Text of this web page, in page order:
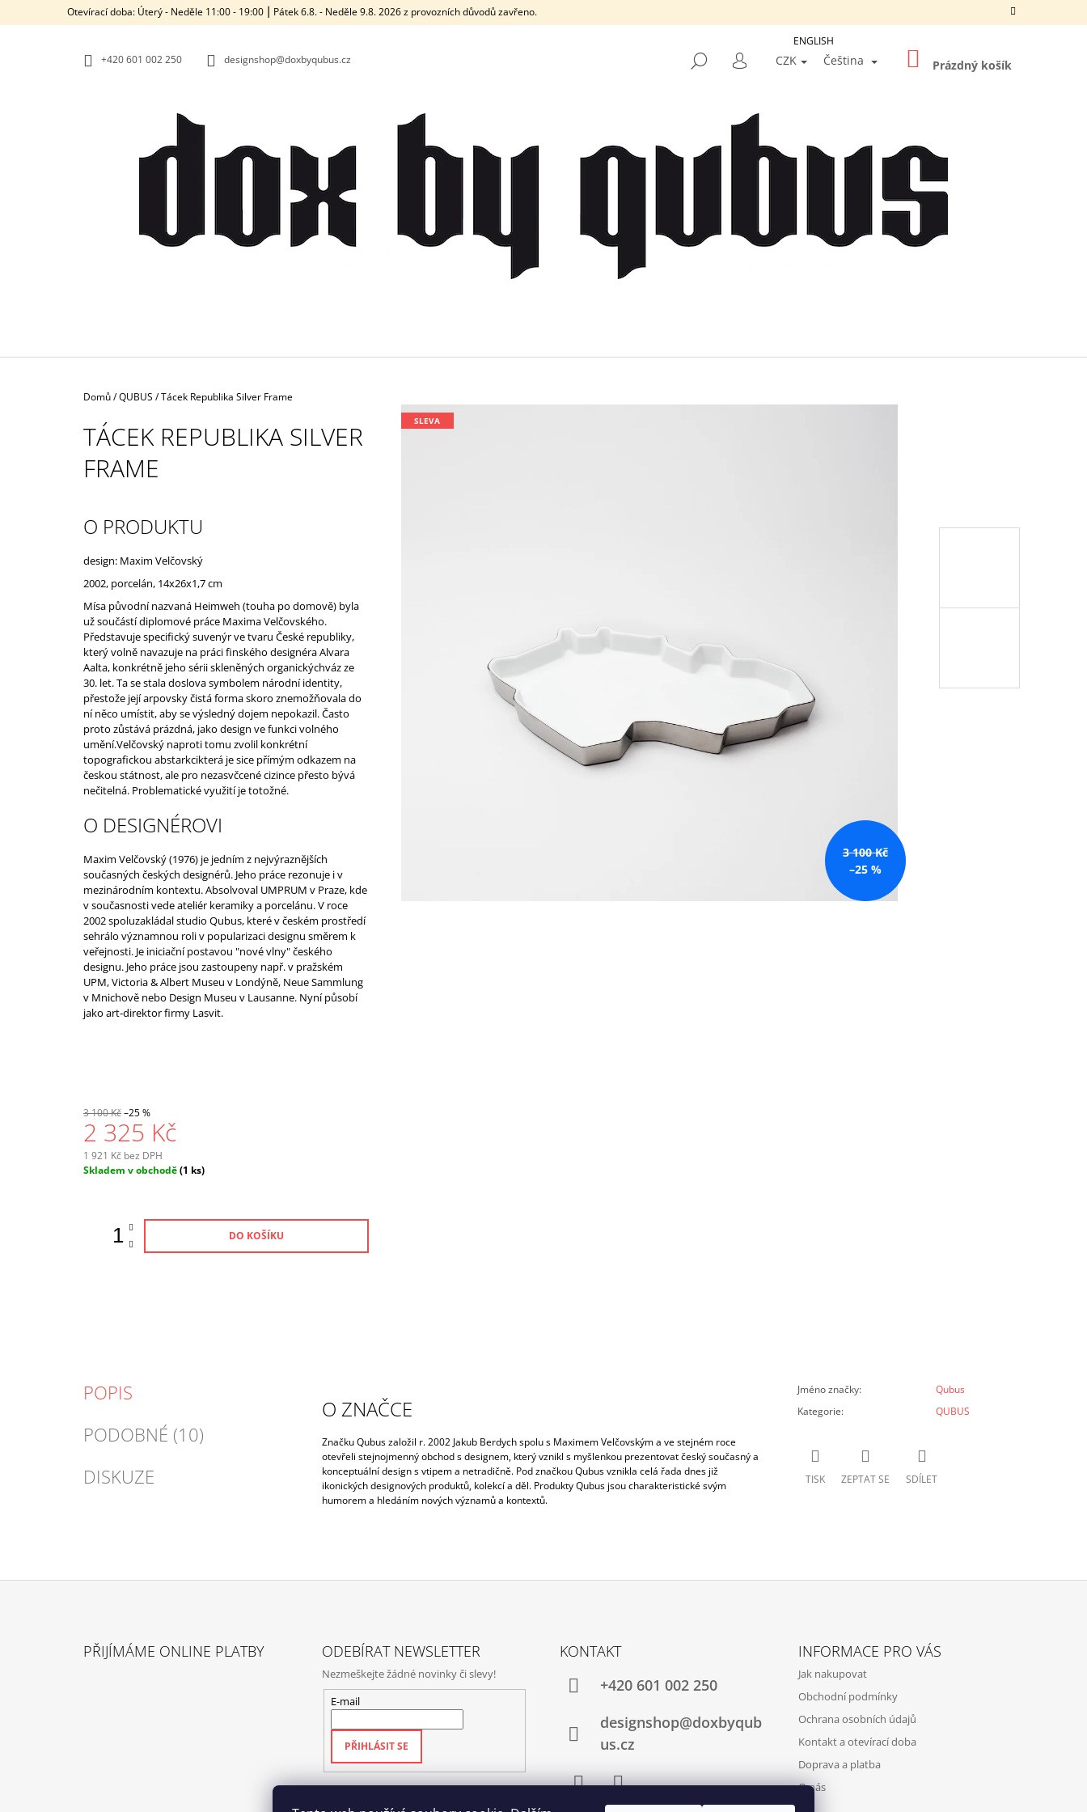
Otevírací doba: Úterý - Neděle 11:00 - 19:00 ⎮ Pátek 6.8. - Neděle 9.8. 2026 z provozních důvodů zavřeno.
+420‭ 601 002 250 designshop@doxbyqubus.cz HLEDAT
PŘIHLÁŠENÍ
CZK Čeština NÁKUPNÍ
KOŠÍK
Prázdný košík
Domů/QUBUS /Tácek Republika Silver Frame
TÁCEK REPUBLIKA SILVER
FRAME
SLEVA
3 100 Kč
–25 %
O PRODUKTU
design: Maxim Velčovský
2002, porcelán, 14x26x1,7 cm
Mísa původní nazvaná Heimweh (touha po domově) byla
už součástí diplomové práce Maxima Velčovského.
Představuje specifický suvenýr ve tvaru České republiky,
který volně navazuje na práci finského designéra Alvara
Aalta, konkrétně jeho sérii skleněných organickýchváz ze
30. let. Ta se stala doslova symbolem národní identity,
přestože její arpovsky čistá forma skoro znemožňovala do
ní něco umístit, aby se výsledný dojem nepokazil. Často
proto zůstává prázdná, jako design ve funkci volného
umění.Velčovský naproti tomu zvolil konkrétní
topografickou abstarkcikterá je sice přímým odkazem na
českou státnost, ale pro nezasvčcené cizince přesto bývá
nečitelná. Problematické využití je totožné.
O DESIGNÉROVI
Maxim Velčovský (1976) je jedním z nejvýraznějších
současných českých designérů. Jeho práce rezonuje i v
mezinárodním kontextu. Absolvoval UMPRUM v Praze, kde
v současnosti vede ateliér keramiky a porcelánu. V roce
2002 spoluzakládal studio Qubus, které v českém prostředí
sehrálo významnou roli v popularizaci designu směrem k
veřejnosti. Je iniciační postavou "nové vlny" českého
designu. Jeho práce jsou zastoupeny např. v pražském
UPM, Victoria & Albert Museu v Londýně, Neue Sammlung
v Mnichově nebo Design Museu v Lausanne. Nyní působí
jako art-direktor firmy Lasvit.
3 100 Kč–25 %
2 325 Kč
1 921 Kč bez DPH
Měrná
Skladem v obchodě(1 ks)
DO KOŠÍKU
POPIS
PODOBNÉ (10)
DISKUZE
O ZNAČCE
Značku Qubus založil r. 2002 Jakub Berdych spolu s Maximem Velčovským a ve stejném roce
otevřeli stejnojmenný obchod s designem, který vznikl s myšlenkou prezentovat český současný a
konceptuální design s vtipem a netradičně. Pod značkou Qubus vznikla celá řada dnes již
ikonických designových produktů, kolekcí a děl. Produkty Qubus jsou charakteristické svým
humorem a hledáním nových významů a kontextů.
Jméno značky:
Qubus
Kategorie: QUBUS
TISK ZEPTAT SE SDÍLET
O
DOPORUČUJEME
PŘIJÍMÁME ONLINE PLATBY ODEBÍRAT NEWSLETTER
Nezmeškejte žádné novinky či slevy!
E-mail
PŘIHLÁSIT SE
KONTAKT
+420‭ 601 002 250
designshop@doxbyqub
us.cz
FacebookInstagram
INFORMACE PRO VÁS
Jak nakupovat
Obchodní podmínky
Ochrana osobních údajů
Kontakt a otevírací doba
Doprava a platba
O nás
ENGLISH